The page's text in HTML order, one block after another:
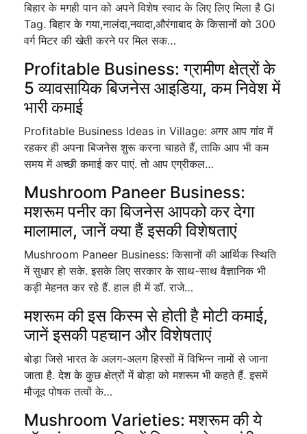
बिहार के मगही पान को अपने विशेष स्वाद के लिए लिए मिला है GI
Tag. बिहार के गया,नालंदा,नवादा,औरंगाबाद के किसानों को 300
वर्ग मिटर की खेती करने पर मिल सक…
Profitable Business: ग्रामीण क्षेत्रों के
5 व्यावसायिक बिजनेस आइडिया, कम निवेश में
भारी कमाई
Profitable Business Ideas in Village: अगर आप गांव में
रहकर ही अपना बिजनेस शुरू करना चाहते हैं, ताकि आप भी कम
समय में अच्छी कमाई कर पाएं. तो आप एग्रीकल…
Mushroom Paneer Business:
मशरूम पनीर का बिजनेस आपको कर देगा
मालामाल, जानें क्या हैं इसकी विशेषताएं
Mushroom Paneer Business: किसानों की आर्थिक स्थिति
में सुधार हो सके. इसके लिए सरकार के साथ-साथ वैज्ञानिक भी
कड़ी मेहनत कर रहे हैं. हाल ही में डॉ. राजे…
मशरूम की इस किस्म से होती है मोटी कमाई,
जानें इसकी पहचान और विशेषताएं
बोड़ा जिसे भारत के अलग-अलग हिस्सों में विभिन्न नामों से जाना
जाता है. देश के कुछ क्षेत्रों में बोड़ा को मशरूम भी कहते हैं. इसमें
मौजूद पोषक तत्वों के…
Mushroom Varieties: मशरूम की ये